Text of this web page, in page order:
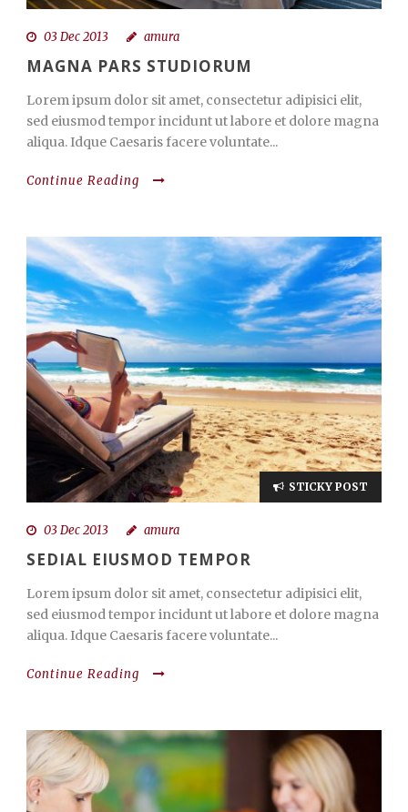
03 Dec 2013 amura
MAGNA PARS STUDIORUM
Lorem ipsum dolor sit amet, consectetur adipisici elit,
sed eiusmod tempor incidunt ut labore et dolore magna
aliqua. Idque Caesaris facere voluntate...
Continue Reading
STICKY POST
03 Dec 2013 amura
SEDIAL EIUSMOD TEMPOR
Lorem ipsum dolor sit amet, consectetur adipisici elit,
sed eiusmod tempor incidunt ut labore et dolore magna
aliqua. Idque Caesaris facere voluntate...
Continue Reading